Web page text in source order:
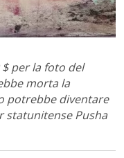
per la foto del
morta la
potrebbe diventare
statunitense Pusha